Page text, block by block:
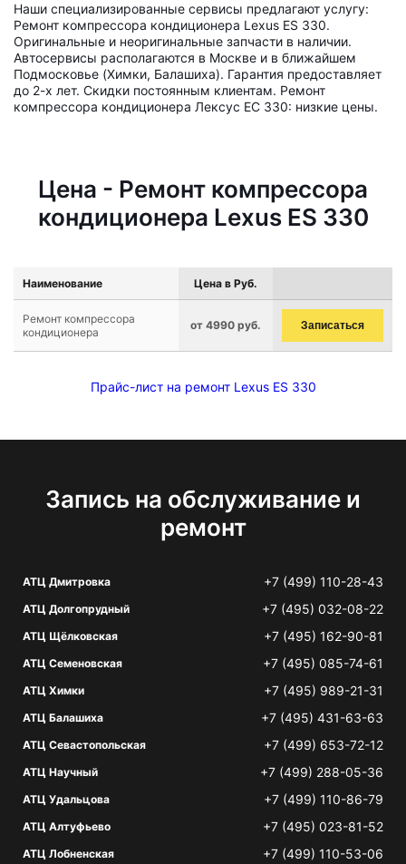
Наши специализированные сервисы предлагают услугу:
Ремонт компрессора кондиционера Lexus ES 330.
Оригинальные и неоригинальные запчасти в наличии.
Автосервисы располагаются в Москве и в ближайшем
Подмосковье (Химки, Балашиха). Гарантия предоставляет
до 2-х лет. Скидки постоянным клиентам. Ремонт
компрессора кондиционера Лексус ЕС 330: низкие цены.
Цена - Ремонт компрессора
кондиционера Lexus ES 330
Наименование Цена в Руб.
Ремонт компрессора
кондиционера
от 4990 руб. Записаться
Прайс-лист на ремонт Lexus ES 330
Запись на обслуживание и
ремонт
АТЦ Дмитровка +7 (499) 110-28-43
АТЦ Долгопрудный +7 (495) 032-08-22
АТЦ Щёлковская +7 (495) 162-90-81
АТЦ Семеновская +7 (495) 085-74-61
АТЦ Химки +7 (495) 989-21-31
АТЦ Балашиха +7 (495) 431-63-63
АТЦ Севастопольская +7 (499) 653-72-12
АТЦ Научный +7 (499) 288-05-36
АТЦ Удальцова +7 (499) 110-86-79
АТЦ Алтуфьево +7 (495) 023-81-52
АТЦ Лобненская +7 (499) 110-53-06